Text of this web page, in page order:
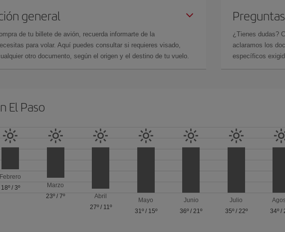
general
de tu billete de avión, recuerda informarte de la
para volar. Aquí puedes consultar si requieres visado,
otro documento, según el origen y el destino de tu vuelo.
¿Tienes dudas?
aclaramos los
específicos
El Paso
Febrero
18º/ 3º
Marzo
23º /7º
Abril
27º/ 11º
Mayo
31º/ 15º
Junio
36º / 21º
Julio
35º/ 22º
34º /